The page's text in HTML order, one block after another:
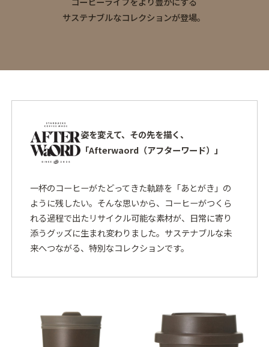
サステナブルなコレクションが登場。
姿を変えて、その先を描く、
「Afterwaord（アフターワード）」
一杯のコーヒーがたどってきた軌跡を「あとがき」の
ように残したい。そんな思いから、コーヒーがつくら
れる過程で出たリサイクル可能な素材が、日常に寄り
添うグッズに生まれ変わりました。サステナブルな未
来へつながる、特別なコレクションです。